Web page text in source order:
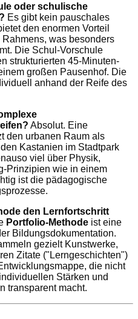
oder schulische
Es gibt kein pauschales
den enormen Vorteil
was besonders
Die Schul-Vorschule
strukturierten 45-Minuten-
großen Pausenhof. Die
anhand der Reife des
Absolut. Eine
den urbanen Raum als
Kastanien im Stadtpark
viel über Physik,
Prinzipien wie in einem
ist die pädagogische
den Lernfortschritt
Portfolio-Methode ist eine
Bildungsdokumentation.
gezielt Kunstwerke,
Zitate ("Lerngeschichten")
die nicht
Stärken und
transparent macht.